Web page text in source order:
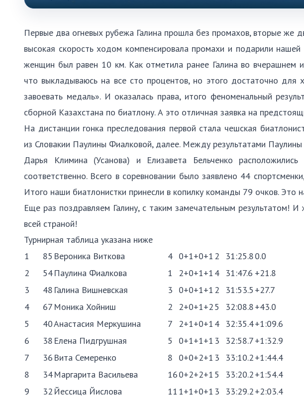
Первые два огневых рубежа Галина прошла без промахов, вторые же
высокая скорость ходом компенсировала промахи и подарили
женщин был равен 10 км. Как отметила ранее Галина во вчерашнем
что выкладываюсь на все сто процентов, но этого достаточно
завоевать медаль». И оказалась права, итого феноменальный
сборной Казахстана по биатлону. А это отличная заявка на
На дистанции гонка преследования первой стала чешская
из Словакии Паулины Фиалковой, далее. Между результатами Паулины
Дарья Климина (Усанова) и Елизавета Бельченко
соответственно. Всего в соревновании было заявлено 44
Итого наши биатлонистки принесли в копилку команды 79 очков. Это
Еще раз поздравляем Галину, с таким замечательным
всей страной!
Турнирная таблица указана ниже
1
85 Вероника Виткова 4 0+1+0+1 2 31:25.80.0
2
54Паулина Фиалкова 1 2+0+1+1 4 31:47.6 +21.8
3
48 Галина Вишневская 3 0+0+1+1 2 31:53.5 +27.7
4
67 Моника Хойниш 2 2+0+1+25 32:08.8+43.0
5
40Анастасия Меркушина 7 2+1+0+1 4 32:35.4+1:09.6
6
38 Елена Пидгрушная 5 0+1+1+1 3 32:58.7+1:32.9
7
36 Вита Семеренко 8 0+0+2+1 3 33:10.2+1:44.4
8
34Маргарита Васильева 160+2+2+1 5 33:20.2+1:54.4
9
32 Йессица Йислова 11 1+1+0+1 3 33:29.2+2:03.4